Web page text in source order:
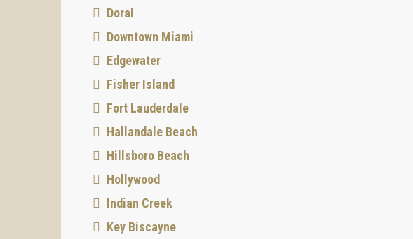
Doral
Downtown Miami
Edgewater
Fisher Island
Fort Lauderdale
Hallandale Beach
Hillsboro Beach
Hollywood
Indian Creek
Key Biscayne